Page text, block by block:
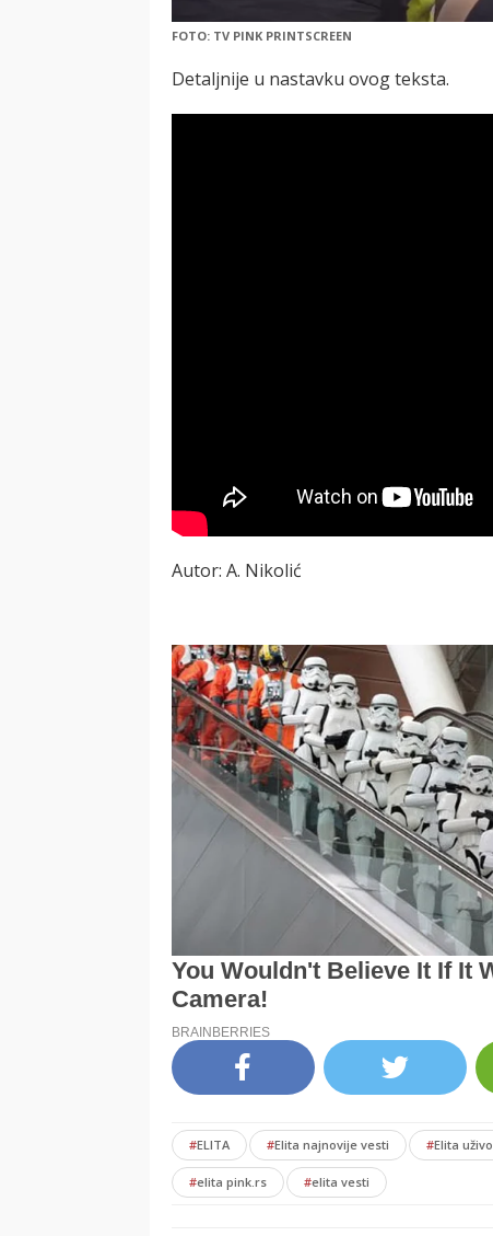
FOTO: TV PINK PRINTSCREEN
Detaljnije u nastavku ovog teksta.
Autor: A. Nikolić
#ELITA #Elita najnovije vesti #Elita uživo
#elita pink.rs #elita vesti